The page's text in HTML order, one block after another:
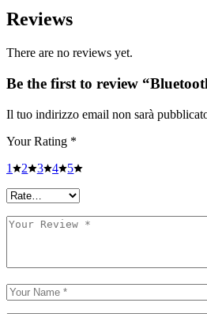
Reviews
There are no reviews yet.
Be the first to review
Il tuo indirizzo email non sarà
Your Rating *
1
2 3 4 5